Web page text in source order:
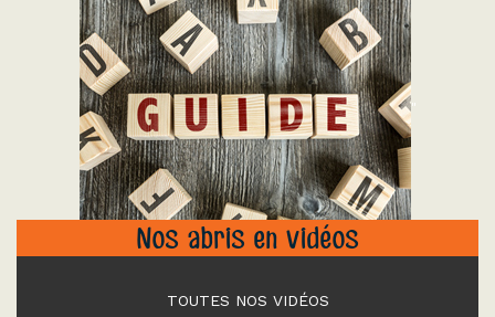
"
Nos abris en vidéos
TOUTES NOS VIDÉOS